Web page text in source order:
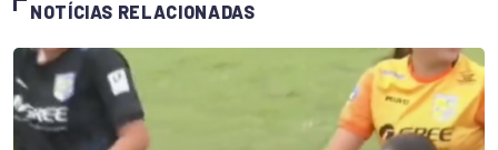
NOTÍCIAS RELACIONADAS